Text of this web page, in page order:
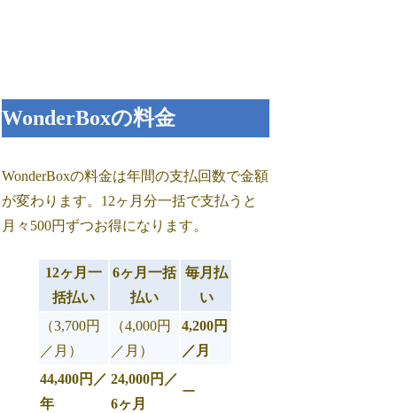
WonderBoxの料金
WonderBoxの料金は年間の支払回数で金額
が変わります。12ヶ月分一括で支払うと
月々500円ずつお得になります。
12ヶ月一
括払い
6ヶ月一括
払い
毎月払
い
（3,700円
／月）
（4,000円
／月）
4,200円
／月
44,400円／
年
24,000円／
6ヶ月
ー